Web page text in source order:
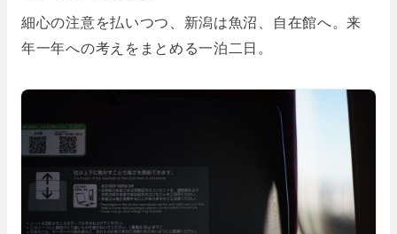
細心の注意を払いつつ、新潟は魚沼、自在館へ。来
年一年への考えをまとめる一泊二日。